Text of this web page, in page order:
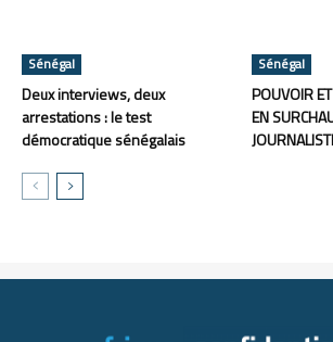
Sénégal
Deux interviews, deux
arrestations : le test
démocratique sénégalais
Sénégal
POUVOIR
EN